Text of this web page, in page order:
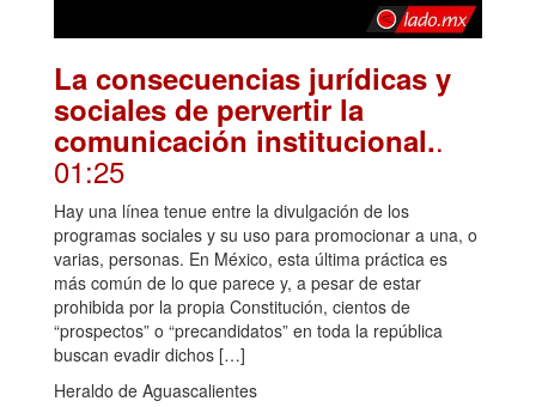
La consecuencias jurídicas y
sociales de pervertir la
comunicación institucional..
01:25
Hay una línea tenue entre la divulgación de los
programas sociales y su uso para promocionar a una, o
varias, personas. En México, esta última práctica es
más común de lo que parece y, a pesar de estar
prohibida por la propia Constitución, cientos de
“prospectos” o “precandidatos” en toda la república
buscan evadir dichos […]
Heraldo de Aguascalientes